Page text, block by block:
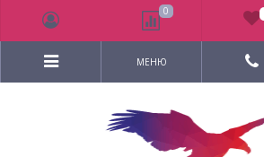
МЕНЮ
0